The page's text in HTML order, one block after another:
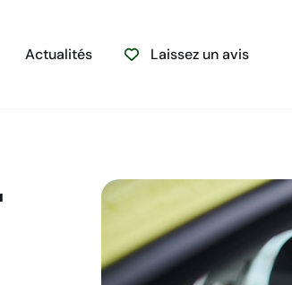
Actualités Laissez un avis